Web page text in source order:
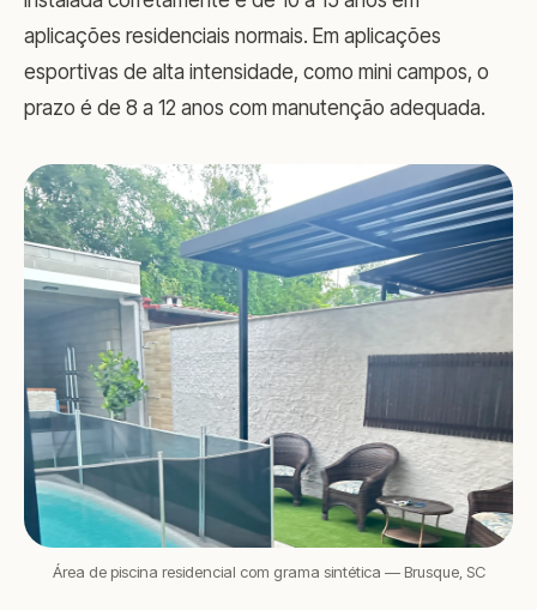
aplicações residenciais normais. Em aplicações
esportivas de alta intensidade, como mini campos, o
prazo é de 8 a 12 anos com manutenção adequada.
Área de piscina residencial com grama sintética — Brusque, SC